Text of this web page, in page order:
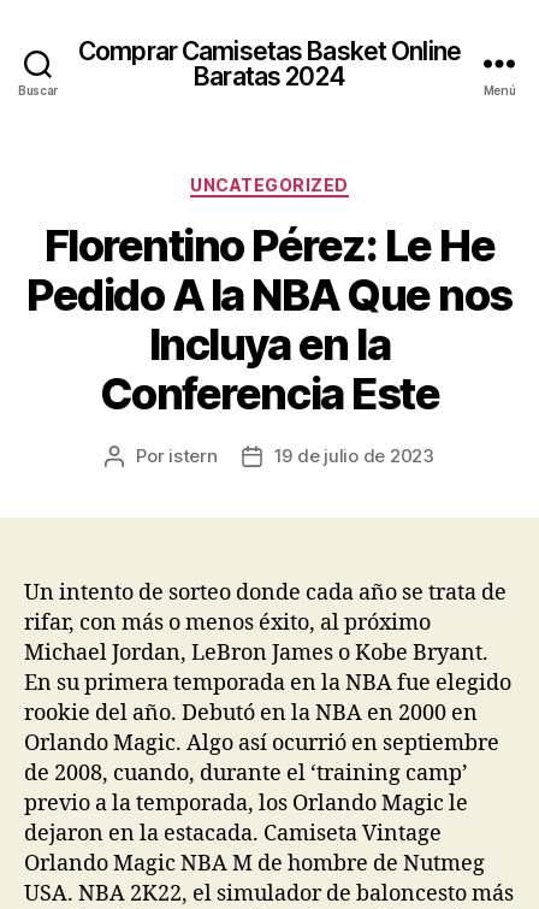
Buscar
Comprar Camisetas Basket Online
Baratas 2024
Menú
Categorías
UNCATEGORIZED
Florentino Pérez: Le He
Pedido A la NBA Que nos
Incluya en la
Conferencia Este
Autor
Por istern
Fecha19 de julio de 2023
Un intento de sorteo donde cada año se trata de
rifar, con más o menos éxito, al próximo
Michael Jordan, LeBron James o Kobe Bryant.
En su primera temporada en la NBA fue elegido
rookie del año. Debutó en la NBA en 2000 en
Orlando Magic. Algo así ocurrió en septiembre
de 2008, cuando, durante el ‘training camp’
previo a la temporada, los Orlando Magic le
dejaron en la estacada. Camiseta Vintage
Orlando Magic NBA M de hombre de Nutmeg
USA. NBA 2K22, el simulador de baloncesto más